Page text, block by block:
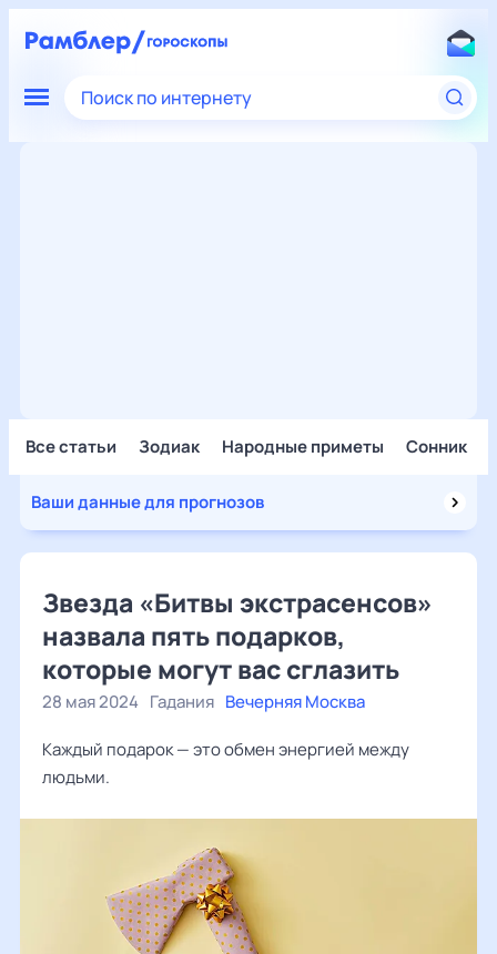
Поиск по интернету
Все статьи Зодиак Народные приметы Сонник
Ваши данные для прогнозов
Звезда «Битвы экстрасенсов»
назвала пять подарков,
которые могут вас сглазить
28 мая 2024 Гадания Вечерняя Москва
Каждый подарок — это обмен энергией между
людьми.